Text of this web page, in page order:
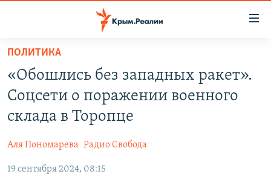
Вернуться
основному
содержанию
главной
Вернутся
НОВОСТИ
11 ЛЕТ ОККУПАЦИИ КРЫМА. 11 ИСТОРИЙ СОПРОТИВЛЕНИЯ
ЕЩЕ
ИНТЕРАКТИВ
РАДІО СВОБОДА
ПОЛИТИКА
«Обошлись без западных ракет».
Соцсети о поражении военного
склада в Торопце
Аля Пономарева Радио Свобода
19 сентября 2024, 08:15